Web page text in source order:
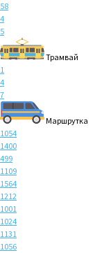
58
4
5
Трамвай
1
4
7
Маршрутка
1054
1400
499
1109
1564
1212
1001
1024
1131
1056